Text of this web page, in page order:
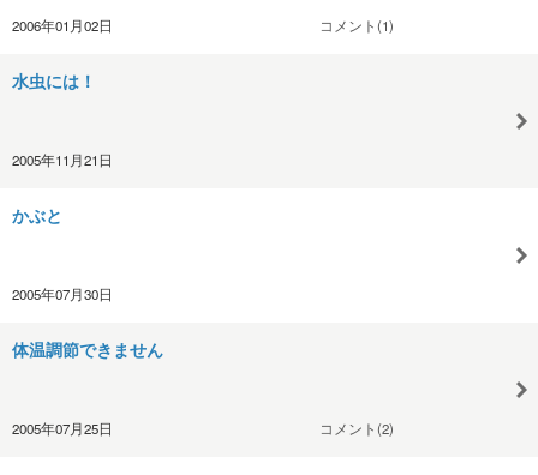
2006年01月02日 コメント(1)
水虫には！
2005年11月21日
かぶと
2005年07月30日
体温調節できません
2005年07月25日 コメント(2)